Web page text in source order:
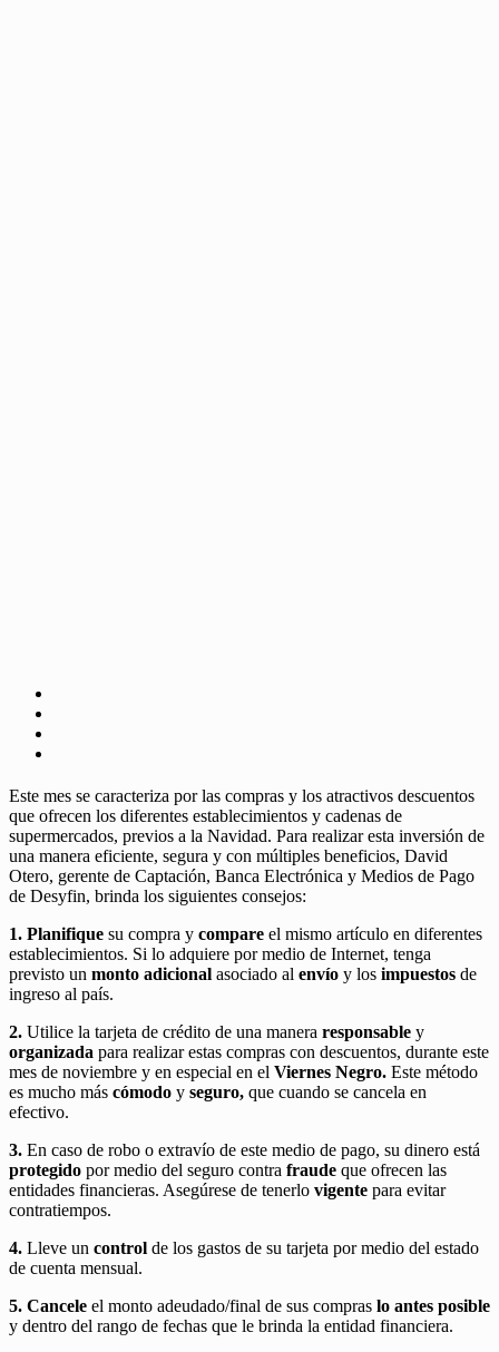
Este mes se caracteriza por las compras y los atractivos descuentos
que ofrecen los diferentes establecimientos y cadenas de
supermercados, previos a la Navidad. Para realizar esta inversión de
una manera eficiente, segura y con múltiples beneficios, David
Otero, gerente de Captación, Banca Electrónica y Medios de Pago
de Desyfin, brinda los siguientes consejos:
1. Planifique su compra y compare el mismo artículo en diferentes
establecimientos. Si lo adquiere por medio de Internet, tenga
previsto un monto adicional asociado al envío y los impuestos de
ingreso al país.
2. Utilice la tarjeta de crédito de una manera responsable y
organizada para realizar estas compras con descuentos, durante este
mes de noviembre y en especial en el Viernes Negro. Este método
es mucho más cómodo y seguro, que cuando se cancela en
efectivo.
3. En caso de robo o extravío de este medio de pago, su dinero está
protegido por medio del seguro contra fraude que ofrecen las
entidades financieras. Asegúrese de tenerlo vigente para evitar
contratiempos.
4. Lleve un control de los gastos de su tarjeta por medio del estado
de cuenta mensual.
5. Cancele el monto adeudado/final de sus compras lo antes posible
y dentro del rango de fechas que le brinda la entidad financiera.